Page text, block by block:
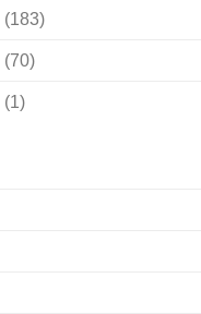
(183)
(70)
(1)